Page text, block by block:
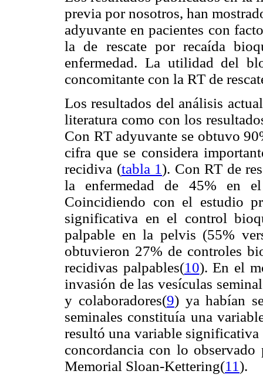
previa por nosotros, han
adyuvante en pacientes con
la de rescate por recaída
enfermedad. La utilidad del
concomitante con la RT de
Los resultados del análisis
literatura como con los
Con RT adyuvante se obtuvo
cifra que se considera
recidiva (tabla 1). Con RT de
la enfermedad de 45% en
Coincidiendo con el estudio
significativa en el control
palpable en la pelvis (55%
obtuvieron 27% de controles
recidivas palpables(10). En el
invasión de las vesículas
y colaboradores(9) ya habían
seminales constituía una
resultó una variable
concordancia con lo
Memorial Sloan-Kettering(11).